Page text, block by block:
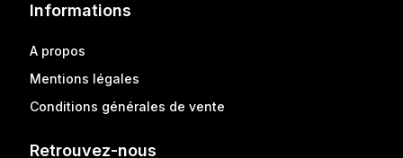
Informations
A propos
Mentions légales
Conditions générales de vente
Retrouvez-nous